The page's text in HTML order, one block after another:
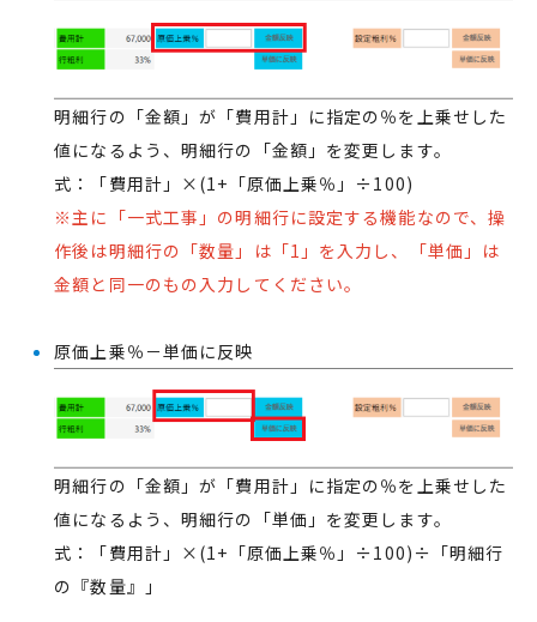
明細行の「金額」が「費用計」に指定の％を上乗せした
値になるよう、明細行の「金額」を変更します。
式：「費用計」×(1+「原価上乗％」÷100)
※主に「一式工事」の明細行に設定する機能なので、操
作後は明細行の「数量」は「1」を入力し、「単価」は
金額と同一のもの入力してください。
原価上乗％－単価に反映
明細行の「金額」が「費用計」に指定の％を上乗せした
値になるよう、明細行の「単価」を変更します。
式：「費用計」×(1+「原価上乗％」÷100)÷「明細行
の『数量』」